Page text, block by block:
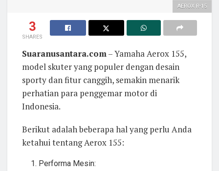
AEROX R-15
3
SHARES
Suaranusantara.com– Yamaha Aerox 155,
model skuter yang populer dengan desain
sporty dan fitur canggih, semakin menarik
perhatian para penggemar motor di
Indonesia.
Berikut adalah beberapa hal yang perlu Anda
ketahui tentang Aerox 155:
Performa Mesin: